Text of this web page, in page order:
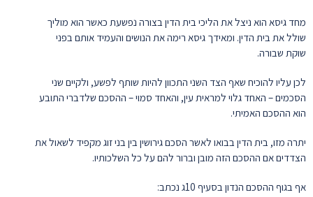
מחד גיסא הוא ניצל את הליכי בית הדין בצורה נפשעת כאשר הוא מוליך
שולל את בית הדין. ומאידך גיסא רימה את הנושים והעמיד אותם בפני
שוקת שבורה.
לכן עליו להוכיח שאף הצד השני התכוון להיות שותף לפשע, ולקיים שני
הסכמים – האחד גלוי למראית עין, והאחד סמוי – ההסכם שלדברי התובע
הוא ההסכם האמיתי.
יתרה מזו, בית הדין בבואו לאשר הסכם גירושין בין בני זוג מקפיד לשאול את
הצדדים אם ההסכם הזה מובן וברור להם על כל השלכותיו.
אף בגוף ההסכם הנדון בסעיף 10ג נכתב: